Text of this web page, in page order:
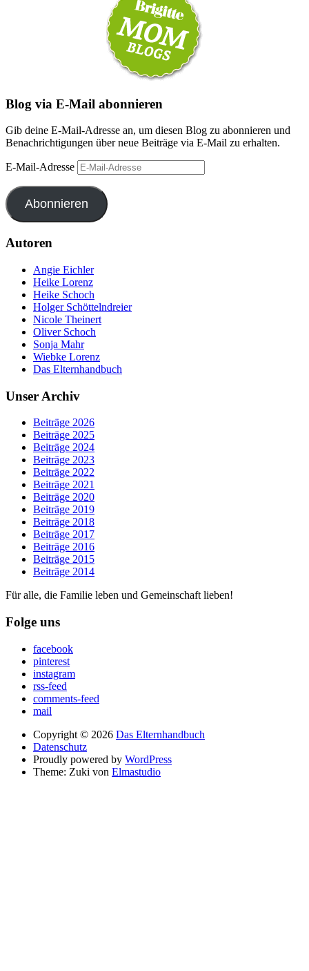
Blog via E-Mail abonnieren
Gib deine E-Mail-Adresse an, um diesen Blog zu abonnieren und
Benachrichtigungen über neue Beiträge via E-Mail zu erhalten.
E-Mail-Adresse
Abonnieren
Autoren
Angie Eichler
Heike Lorenz
Heike Schoch
Holger Schöttelndreier
Nicole Theinert
Oliver Schoch
Sonja Mahr
Wiebke Lorenz
Das Elternhandbuch
Unser Archiv
Beiträge 2026
Beiträge 2025
Beiträge 2024
Beiträge 2023
Beiträge 2022
Beiträge 2021
Beiträge 2020
Beiträge 2019
Beiträge 2018
Beiträge 2017
Beiträge 2016
Beiträge 2015
Beiträge 2014
Für alle, die Familie leben und Gemeinschaft lieben!
Folge uns
facebook
pinterest
instagram
rss-feed
comments-feed
mail
Copyright © 2026 Das Elternhandbuch
Datenschutz
Proudly powered by WordPress
Theme: Zuki von Elmastudio